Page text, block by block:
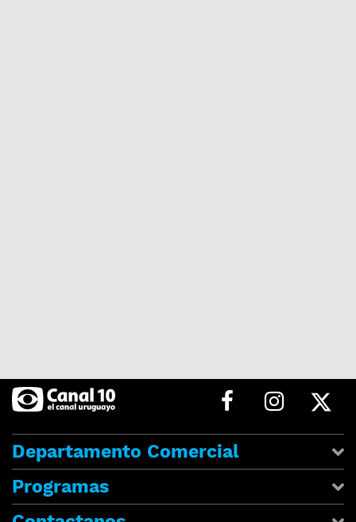
Departamento Comercial
Programas